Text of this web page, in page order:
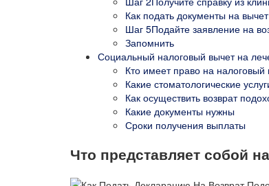
Как подать документы на
Шаг 5Подайте заявление на
Запомнить
Социальный налоговый вычет на
Кто имеет право на налоговый
Какие стоматологические
Как осуществить возврат
Какие документы нужны
Сроки получения выплаты
Что представляет собой